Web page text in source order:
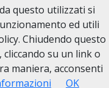
questo utilizzati si
ed utili
Chiudendo questo
su un link o
maniera, acconsenti
OK